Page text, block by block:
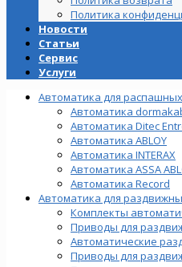
Политика
Новости
Статьи
Сервис
Услуги
Автоматика для
Автоматика
Автоматика Ditec
Автоматика ABLOY
Автоматика INTERAX
Автоматика ASSA
Автоматика Record
Автоматика для
Комплекты
Приводы для
Автоматические
Приводы для